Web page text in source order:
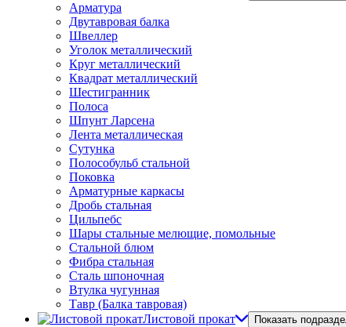
Арматура
Двутавровая балка
Швеллер
Уголок металлический
Круг металлический
Квадрат металлический
Шестигранник
Полоса
Шпунт Ларсена
Лента металлическая
Сутунка
Полособульб стальной
Поковка
Арматурные каркасы
Дробь стальная
Цильпебс
Шары стальные мелющие, помольные
Стальной блюм
Фибра стальная
Сталь шпоночная
Втулка чугунная
Тавр (Балка тавровая)
Листовой прокат
Показать